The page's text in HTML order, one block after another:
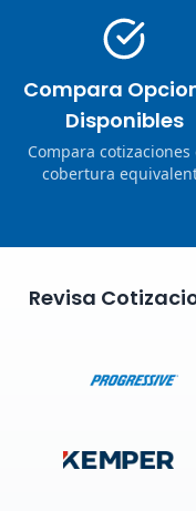
Compara
Disponibles
Compara cotizaciones
cobertura
Revisa